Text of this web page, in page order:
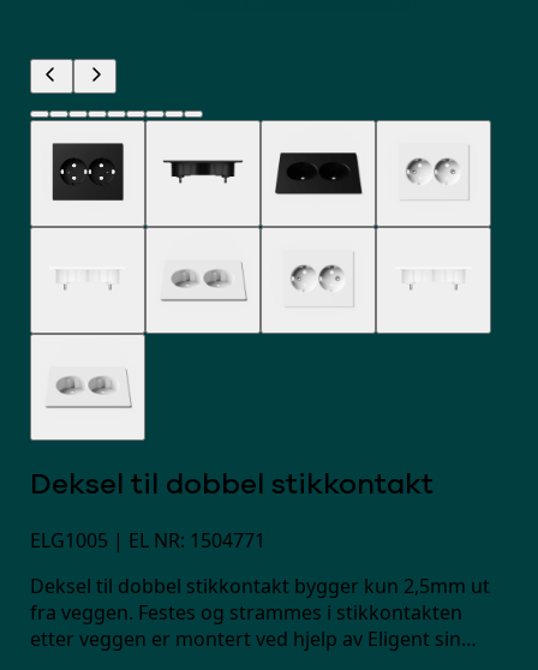
Deksel til dobbel stikkontakt
ELG1005 | EL NR: 1504771
Deksel til dobbel stikkontakt bygger kun 2,5mm ut
fra veggen. Festes og strammes i stikkontakten
etter veggen er montert ved hjelp av Eligent sin